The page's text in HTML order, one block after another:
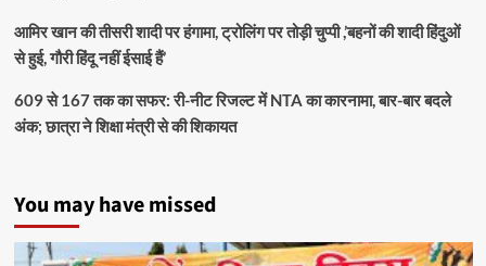
आमिर खान की तीसरी शादी पर हंगामा, ट्रोलिंग पर तोड़ी चुप्पी ,’बहनों की शादी हिंदुओं
से हुई, गौरी हिंदू नहीं ईसाई हैं’
609 से 167 तक का सफर: री-नीट रिजल्ट में NTA का कारनामा, बार-बार बदले
अंक; छात्रा ने शिक्षा मंत्री से की शिकायत
You may have missed